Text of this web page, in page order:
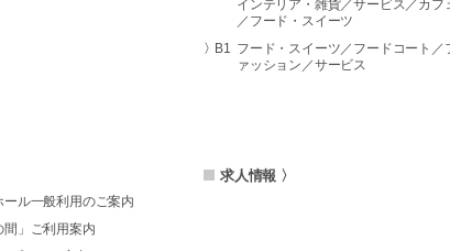
インテリア・雑貨／サービス／カフ
／フード・スイーツ
B1 フード・スイーツ／フードコート／
ァッション／サービス
ール一般利用のご案内
間」ご利用案内
求人情報 〉